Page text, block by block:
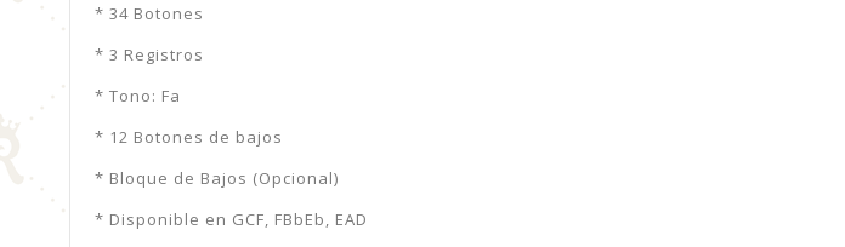
* 34 Botones
* 3 Registros
* Tono: Fa
* 12 Botones de bajos
* Bloque de Bajos (Opcional)
* Disponible en GCF, FBbEb, EAD